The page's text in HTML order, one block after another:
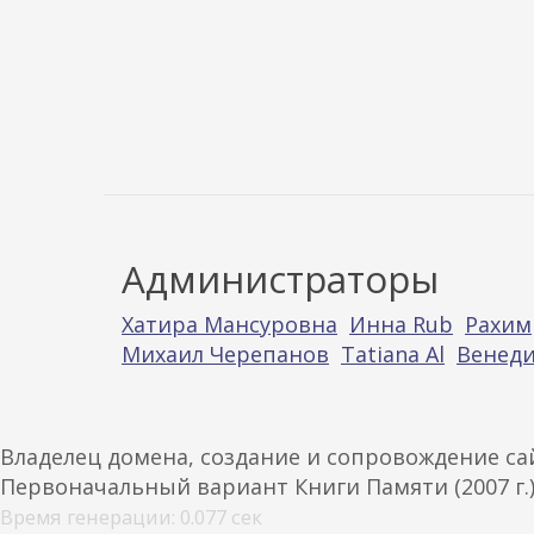
Администраторы
Хатира Мансуровна Инна Rub Рахим
Михаил Черепанов Tatiana Al
Владелец домена, создание и сопровождение
Первоначальный вариант Книги Памяти (2007
Время генерации: 0.077 сек